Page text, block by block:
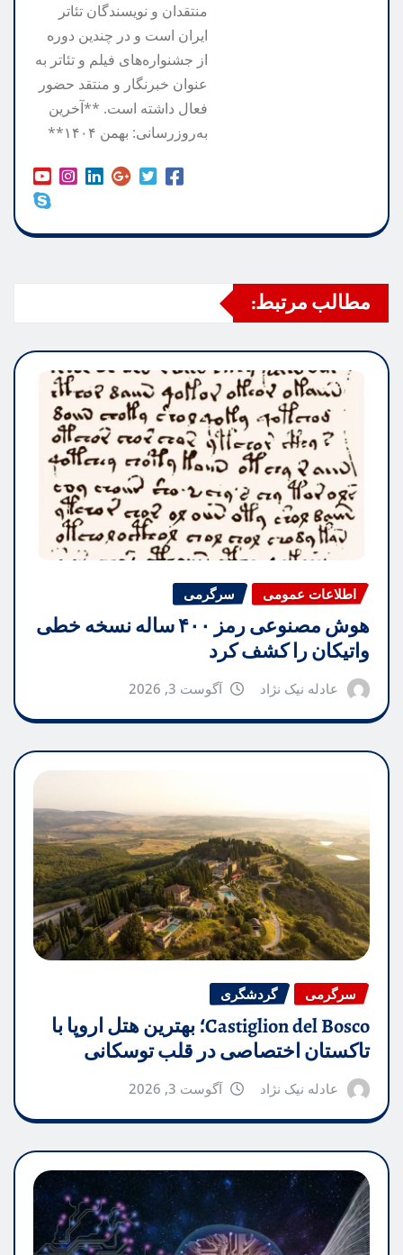
منتقدان و نویسندگان تئاتر
ایران است و در چندین دوره
از جشنواره‌های فیلم و تئاتر به
عنوان خبرنگار و منتقد حضور
فعال داشته است. **آخرین
به‌روزرسانی: بهمن ۱۴۰۴**
مطالب مرتبط:
اطلاعات عمومی سرگرمی
هوش مصنوعی رمز ۴۰۰ ساله نسخه خطی
واتیکان را کشف کرد
عادله نیک نژاد آگوست 3, 2026
سرگرمی گردشگری
Castiglion del Bosco؛ بهترین هتل اروپا با
تاکستان اختصاصی در قلب توسکانی
عادله نیک نژاد آگوست 3, 2026